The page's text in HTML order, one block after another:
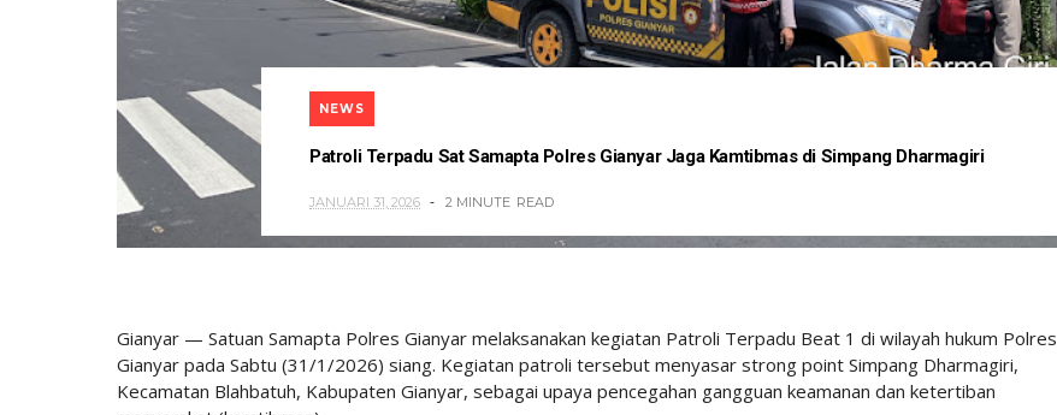
NEWS
Patroli Terpadu Sat Samapta Polres Gianyar Jaga Kamtibmas di Simpang Dharmagiri
JANUARI 31, 2026 2 MINUTE READ
Gianyar — Satuan Samapta Polres Gianyar melaksanakan kegiatan Patroli Terpadu Beat 1 di wilayah hukum Polres
Gianyar pada Sabtu (31/1/2026) siang. Kegiatan patroli tersebut menyasar strong point Simpang Dharmagiri,
Kecamatan Blahbatuh, Kabupaten Gianyar, sebagai upaya pencegahan gangguan keamanan dan ketertiban